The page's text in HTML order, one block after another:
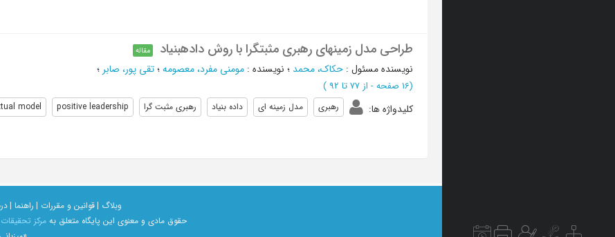
طراحی مدل زمینهای رهبری مثبتگرا با روش دادهبنیاد مقاله
نویسنده مسئول : حکاک، محمد ؛ نویسنده : مومنی مفرد، معصومه؛تقی پور، صابر ؛
(‎16 صفحه - از 77 تا 92 )
کلیدواژه ها: رهبری مدل زمینه ای داده بنیاد رهبری مثبت گرا positive leadership
model
وبلاگ |قوانین و مقررات | راهنما |
حقوق مادی و معنوی اين پايگاه متعلق به مرکز